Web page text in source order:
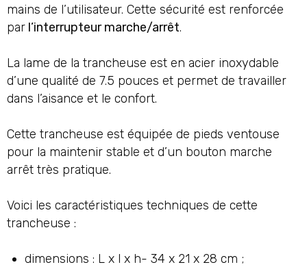
mains de l’utilisateur. Cette sécurité est renforcée
par l’interrupteur marche/arrêt.
La lame de la trancheuse est en acier inoxydable
d’une qualité de 7.5 pouces et permet de travailler
dans l’aisance et le confort.
Cette trancheuse est équipée de pieds ventouse
pour la maintenir stable et d’un bouton marche
arrêt très pratique.
Voici les caractéristiques techniques de cette
trancheuse :
dimensions : L x l x h- 34 x 21 x 28 cm ;